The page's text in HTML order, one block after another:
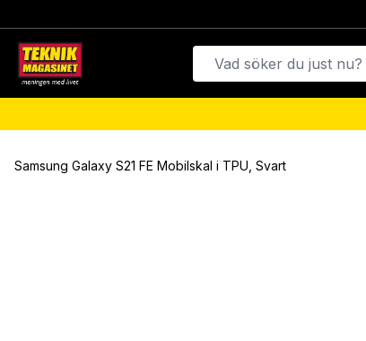
Samsung Galaxy S21 FE Mobilskal i TPU, Svart